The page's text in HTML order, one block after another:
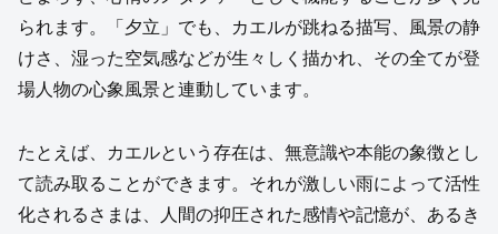
られます。「夕立」でも、カエルが跳ねる描写、風景の静
けさ、湿った空気感などが生々しく描かれ、その全てが登
場人物の心象風景と連動しています。
たとえば、カエルという存在は、無意識や本能の象徴とし
て読み取ることができます。それが激しい雨によって活性
化されるさまは、人間の抑圧された感情や記憶が、あるき